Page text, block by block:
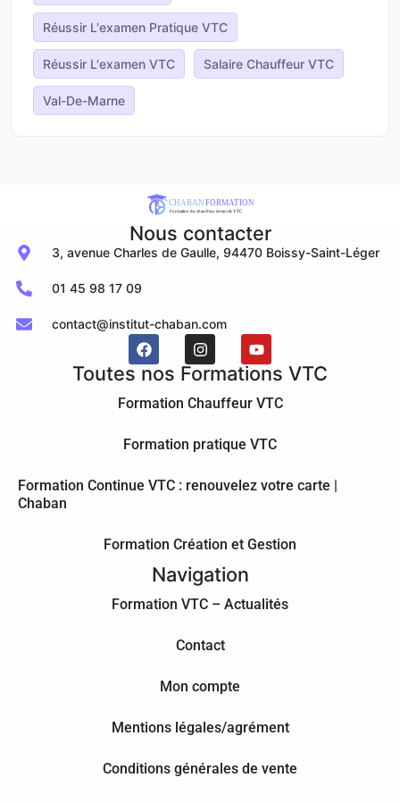
Réussir L'examen Pratique VTC
Réussir L'examen VTC Salaire Chauffeur VTC
Val-De-Marne
Nous contacter
3, avenue Charles de Gaulle, 94470 Boissy-Saint-Léger
01 45 98 17 09
contact@institut-chaban.com
Toutes nos Formations VTC
Formation Chauffeur VTC
Formation pratique VTC
Formation Continue VTC : renouvelez votre carte |
Chaban
Formation Création et Gestion
Navigation
Formation VTC – Actualités
Contact
Mon compte
Mentions légales/agrément
Conditions générales de vente